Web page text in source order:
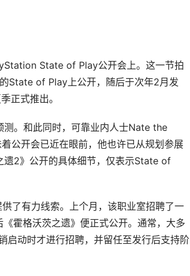
State of Play公开会上。这一节拍
State of Play上公开，随后于次年2月发
正式推出。
。和此同时，可靠业内人士Nate the
公开会已近在眼前，他也许已从规划参展
遗2》公开的具体细节，仅表示State of
了有力线索。上个月，该职业室招聘了一
霍格沃茨之遗》便正式公开。通常，大多
启动时才进行招聘，并留任至发行后支持阶